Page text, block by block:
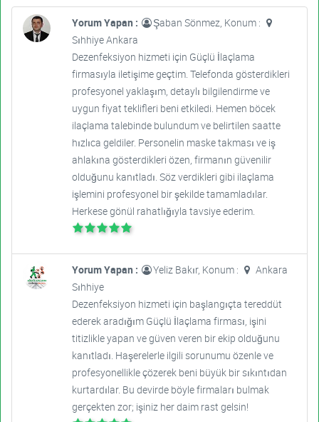
Yorum Yapan :
Şaban Sönmez, Konum :
Sıhhiye Ankara
Dezenfeksiyon hizmeti için Güçlü İlaçlama
firmasıyla iletişime geçtim. Telefonda gösterdikleri
profesyonel yaklaşım, detaylı bilgilendirme ve
uygun fiyat teklifleri beni etkiledi. Hemen böcek
ilaçlama talebinde bulundum ve belirtilen saatte
hızlıca geldiler. Personelin maske takması ve iş
ahlakına gösterdikleri özen, firmanın güvenilir
olduğunu kanıtladı. Söz verdikleri gibi ilaçlama
işlemini profesyonel bir şekilde tamamladılar.
Herkese gönül rahatlığıyla tavsiye ederim.
Yorum Yapan : Yeliz Bakır, Konum :
Ankara
Sıhhiye
Dezenfeksiyon hizmeti için başlangıçta tereddüt
ederek aradığım Güçlü İlaçlama firması, işini
titizlikle yapan ve güven veren bir ekip olduğunu
kanıtladı. Haşerelerle ilgili sorunumu özenle ve
profesyonellikle çözerek beni büyük bir sıkıntıdan
kurtardılar. Bu devirde böyle firmaları bulmak
gerçekten zor; işiniz her daim rast gelsin!